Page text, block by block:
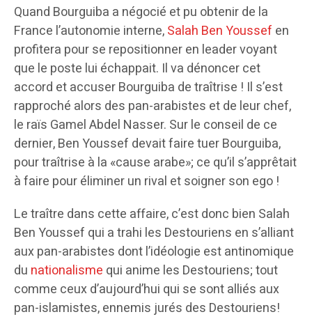
Quand Bourguiba a négocié et pu obtenir de la
France l’autonomie interne,Salah Ben Youssef en
profitera pour se repositionner en leader voyant
que le poste lui échappait. Il va dénoncer cet
accord et accuser Bourguiba de traîtrise ! Il s’est
rapproché alors des pan-arabistes et de leur chef,
le raïs Gamel Abdel Nasser. Sur le conseil de ce
dernier, Ben Youssef devait faire tuer Bourguiba,
pour traîtrise à la «cause arabe»; ce qu’il s’apprêtait
à faire pour éliminer un rival et soigner son ego !
Le traître dans cette affaire, c’est donc bien Salah
Ben Youssef qui a trahi les Destouriens en s’alliant
aux pan-arabistes dont l’idéologie est antinomique
du nationalisme qui anime les Destouriens; tout
comme ceux d’aujourd’hui qui se sont alliés aux
pan-islamistes, ennemis jurés des Destouriens!